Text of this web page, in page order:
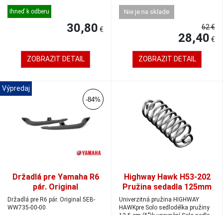
potřeba dvě...
Ihneď k odberu
30,80 €
ZOBRAZIT DETAIL
1999 Kód pô...
Nie je na sklade
62 €
28,40 €
ZOBRAZIT DETAIL
Výpredaj
-84%
Držadlá pre Yamaha R6
pár. Original
Držadlá pre R6 pár. Original.5EB-
WW735-00-00
Highway Hawk H53-202
Pružina sedadla 125mm
1ks
Univerzitná pružina HIGHWAY
HAWKpre Solo sedlodélka pružiny